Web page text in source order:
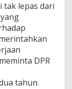
tak lepas dari
DPR
tahun.